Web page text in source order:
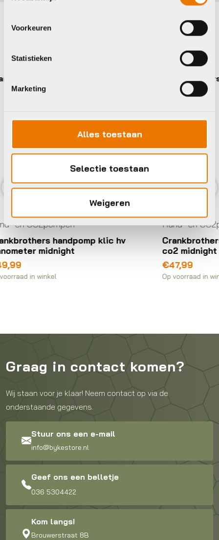
Voorkeuren
Statistieken
Marketing
Alles toestaan
Selectie toestaan
Weigeren
Maak je fiets compleet
klic hv
Hand- en CO2pompen
Crankbrothers handpomp klic hv
co2 midnight editio
Graag in contact komen?
Wij staan voor je klaar! Neem contact op via de
onderstaande gegevens.
Stuur ons een e-mail
info@bykestore.nl
Geef ons een belletje
036 5304422
Kom langs!
Brouwerstraat 8B